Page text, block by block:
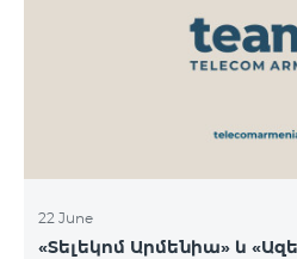
22 June
«Տելեկոմ Արմենիա» և